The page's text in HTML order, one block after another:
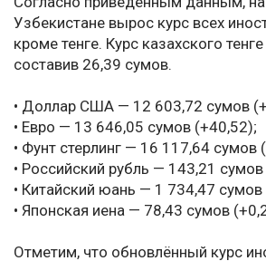
Узбекистане вырос курс всех
кроме тенге. Курс казахского
составив 26,39 сумов.
• Доллар США — 12 603,72 сумов
• Евро — 13 646,05 сумов (+40,52);
• Фунт стерлинг — 16 117,64 сумов
• Российский рубль — 143,21
• Китайский юань — 1 734,47
• Японская иена — 78,43 сумов
Отметим, что обновлённый курс